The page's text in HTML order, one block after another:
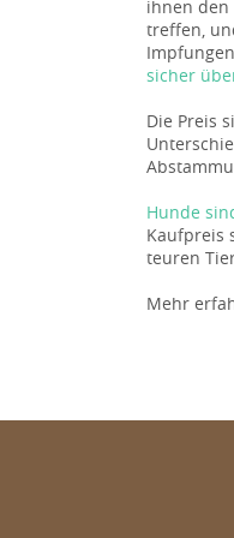
ihnen den
treffen,
sicher
Die Preis
Hunde
Kaufpreis
teuren
Mehr